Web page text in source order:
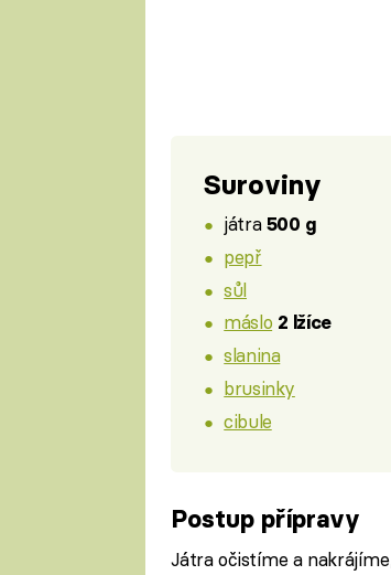
Suroviny
játra 500 g
pepř
sůl
máslo 2 lžíce
slanina
brusinky
cibule
Postup přípravy
Játra očistíme a